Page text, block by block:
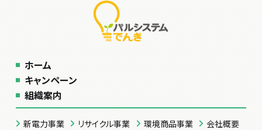
ホーム
キャンペーン
組織案内
新電力事業 リサイクル事業 環境商品事業 会社概要